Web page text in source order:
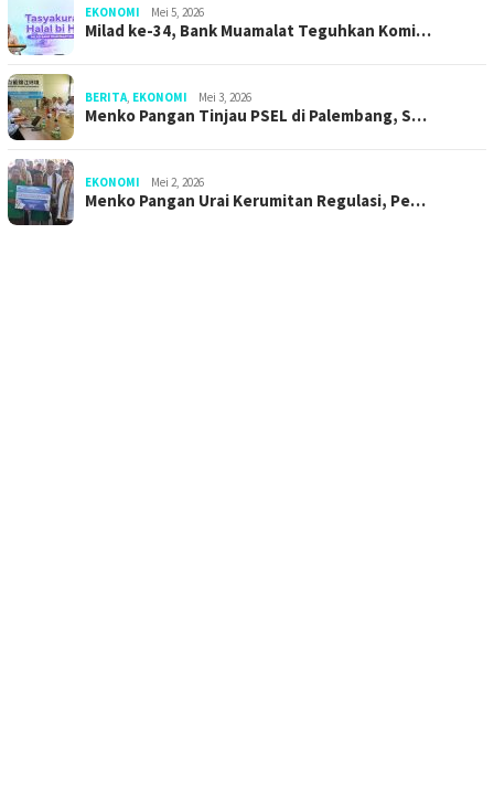
EKONOMI Mei 5, 2026
Milad ke-34, Bank Muamalat Teguhkan Komi…
BERITA, EKONOMI Mei 3, 2026
Menko Pangan Tinjau PSEL di Palembang, S…
EKONOMI Mei 2, 2026
Menko Pangan Urai Kerumitan Regulasi, Pe…